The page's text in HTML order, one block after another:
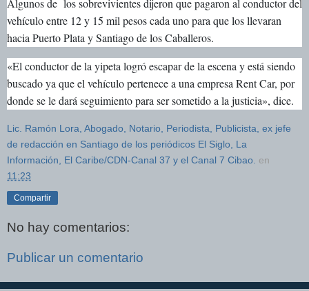
Algunos de los sobrevivientes dijeron que pagaron al conductor del
vehículo entre 12 y 15 mil pesos cada uno para que los llevaran
hacia Puerto Plata y Santiago de los Caballeros.
«El conductor de la yipeta logró escapar de la escena y está siendo
buscado ya que el vehículo pertenece a una empresa Rent Car, por
donde se le dará seguimiento para ser sometido a la justicia», dice.
Lic. Ramón Lora, Abogado, Notario, Periodista, Publicista, ex jefe
de redacción en Santiago de los periódicos El Siglo, La
Información, El Caribe/CDN-Canal 37 y el Canal 7 Cibao. en
11:23
Compartir
No hay comentarios:
Publicar un comentario